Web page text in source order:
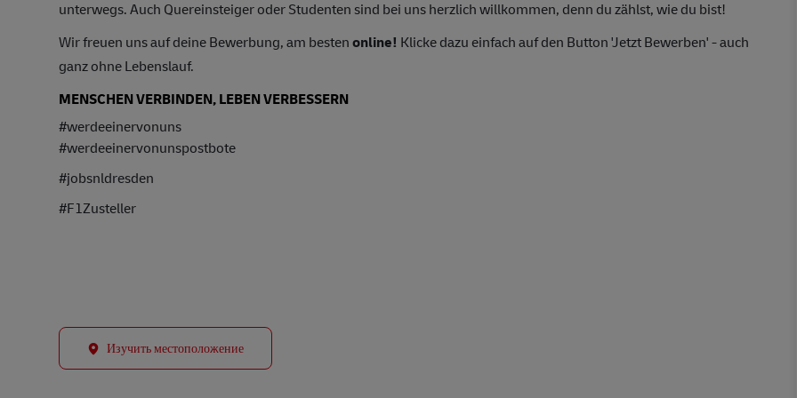
unterwegs. Auch Quereinsteiger oder Studenten sind bei uns herzlich willkommen, denn du zählst, wie du bist!
Wir freuen uns auf deine Bewerbung, am bestenonline! Klicke dazu einfach auf den Button 'Jetzt Bewerben' - auch
ganz ohne Lebenslauf.
MENSCHEN VERBINDEN, LEBEN VERBESSERN
#werdeeinervonuns
#werdeeinervonunspostbote
#jobsnldresden
#F1Zusteller
Изучить местоположение